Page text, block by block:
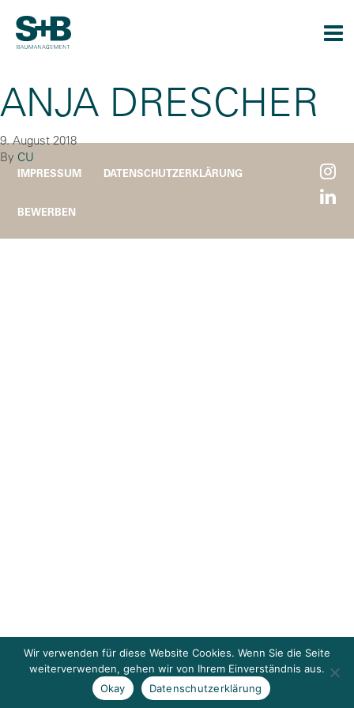
ANJA DRESCHER
9. August 2018
By CU
IMPRESSUM DATENSCHUTZERKLÄRUNG
BEWERBEN
Wir verwenden für diese Website Cookies. Wenn Sie die Seite
weiterverwenden, gehen wir von Ihrem Einverständnis aus.
Okay
Datenschutzerklärung